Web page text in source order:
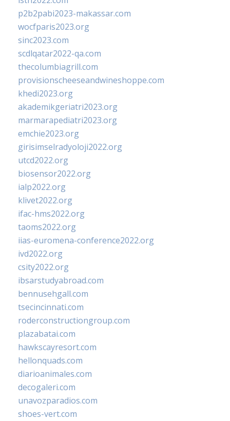
p2b2pabi2023-makassar.com
wocfparis2023.org
sinc2023.com
scdlqatar2022-qa.com
thecolumbiagrill.com
provisionscheeseandwineshoppe.com
khedi2023.org
akademikgeriatri2023.org
marmarapediatri2023.org
emchie2023.org
girisimselradyoloji2022.org
utcd2022.org
biosensor2022.org
ialp2022.org
klivet2022.org
ifac-hms2022.org
taoms2022.org
iias-euromena-conference2022.org
ivd2022.org
csity2022.org
ibsarstudyabroad.com
bennusehgall.com
tsecincinnati.com
roderconstructiongroup.com
plazabatai.com
hawkscayresort.com
hellonquads.com
diarioanimales.com
decogaleri.com
unavozparadios.com
shoes-vert.com